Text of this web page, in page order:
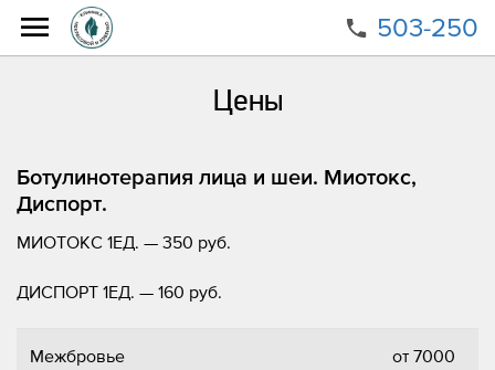
503-250
Коррекция мимических морщин
Цены
Ботулинотерапия лица и шеи. Миотокс,
Диспорт.
МИОТОКС 1ЕД. — 350 руб.
ДИСПОРТ 1ЕД. — 160 руб.
Межбровье
от 7000